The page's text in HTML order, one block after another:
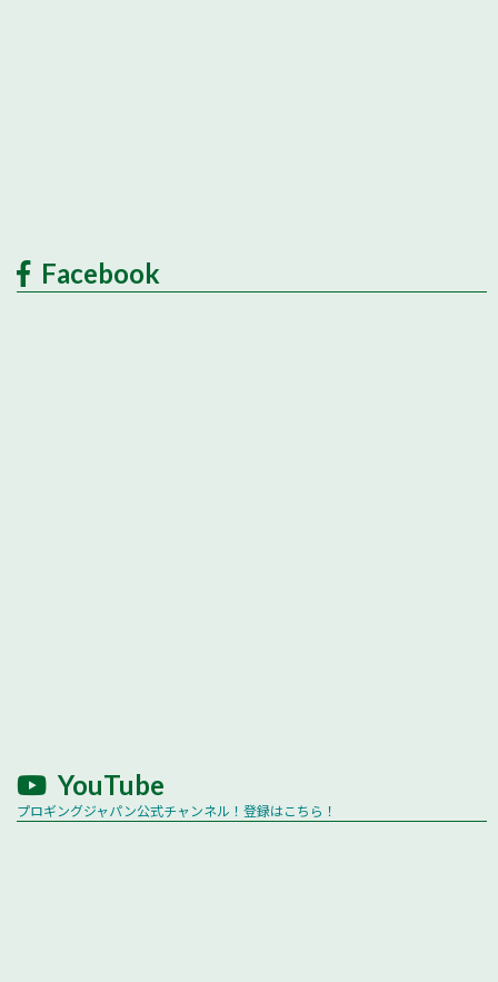
Facebook
YouTube
プロギングジャパン公式チャンネル！登録はこちら！